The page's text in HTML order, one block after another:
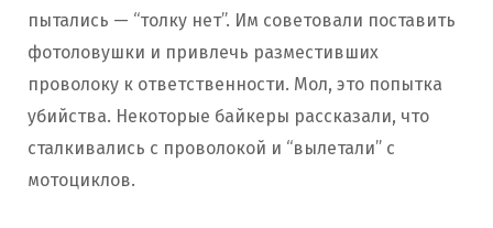
пытались — “толку нет”. Им советовали поставить
фотоловушки и привлечь разместивших
проволоку к ответственности. Мол, это попытка
убийства. Некоторые байкеры рассказали, что
сталкивались с проволокой и “вылетали” с
мотоциклов.